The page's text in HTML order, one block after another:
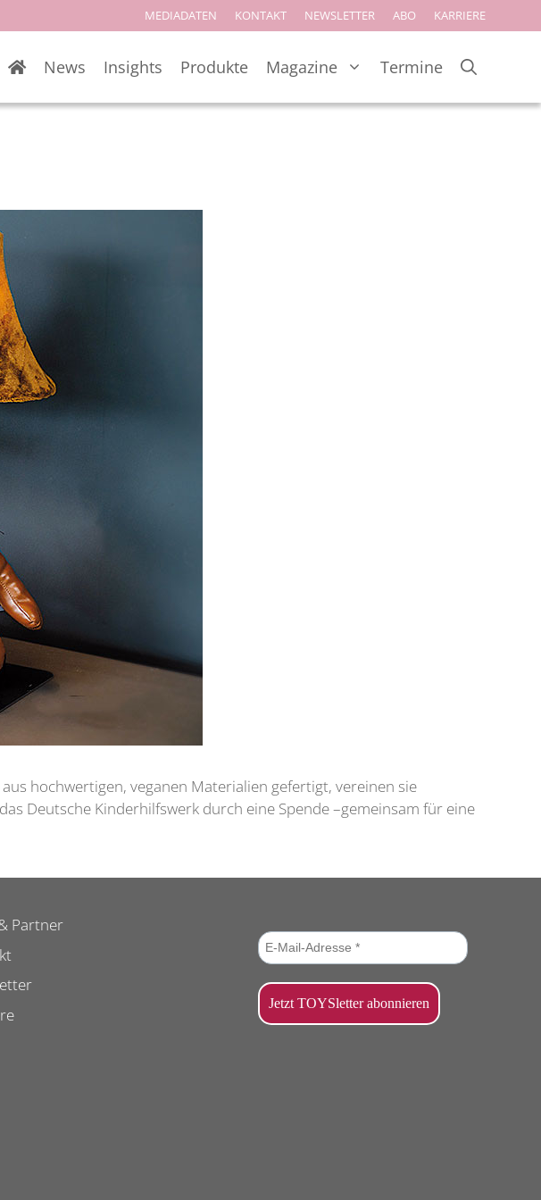
MEDIADATEN KONTAKT NEWSLETTER ABO KARRIERE
News Insights Produkte Magazine Termine
hochwertigen, veganen Materialien gefertigt, vereinen sie
Deutsche Kinderhilfswerk durch eine Spende –gemeinsam für eine
Partner